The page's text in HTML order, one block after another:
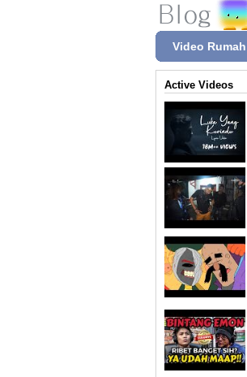
Video Rumah
Active Videos